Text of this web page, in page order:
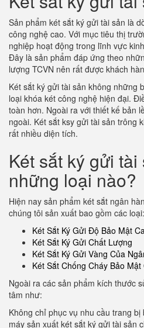
Sản phẩm két sắt ký gửi tài sản là
công nghệ cao. Với mục tiêu thị
nghiệp hoạt động trong lĩnh vực
Đây là sản phẩm đáp ứng theo
lượng TCVN nên rất được khách
Két sắt ký gửi tài sản không những
loại khóa két công nghệ hiện đại.
toàn hơn. Ngoài ra với thiết kế bản
ngoài. Két sắt ksy gửi tài sản trông
rất nhiều diện tích.
Két sắt ký gửi tài
những loại nào?
Hiện nay sản phẩm két sắt ngân
chúng tôi sản xuất bao gồm các loại:
Két Sắt Ký Gửi Độ Bảo Mật
Két Sắt Ký Gửi Chất Lượng
Két Sắt Ký Gửi Vàng Của
Két Sắt Chống Cháy Bảo Mật
Ngoài ra các sản phẩm kích thước
tâm như:
Không chỉ phục vụ nhu cầu trang
máy sản xuất két sắt ký gửi tài sản